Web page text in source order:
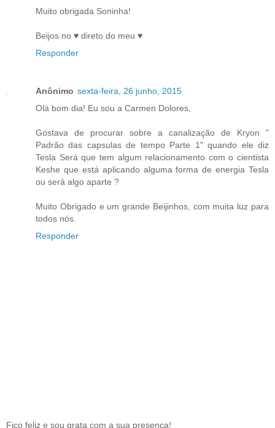
Muito obrigada Soninha!
Beijos no ♥ direto do meu ♥
Responder
Anônimo sexta-feira, 26 junho, 2015
Olá bom dia! Eu sou a Carmen Dolores,
Gostava de procurar sobre a canalização de Kryon "
Padrão das capsulas de tempo Parte 1" quando ele diz
Tesla Será que tem algum relacionamento com o cientista
Keshe que está aplicando alguma forma de energia Tesla
ou será algo aparte ?
Muito Obrigado e um grande Beijinhos, com muita luz para
todos nós.
Responder
Fico feliz e sou grata com a sua presença!